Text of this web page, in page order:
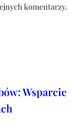
komentarzy.
Wsparcie